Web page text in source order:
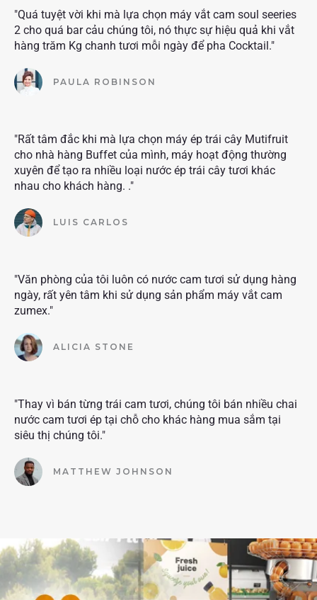
"Quá tuyệt vời khi mà lựa chọn máy vắt cam soul seeries
2 cho quá bar cảu chúng tôi, nó thực sự hiệu quả khi vắt
hàng trăm Kg chanh tươi mỗi ngày để pha Cocktail."
PAULA ROBINSON
"Rất tâm đắc khi mà lựa chọn máy ép trái cây Mutifruit
cho nhà hàng Buffet của mình, máy hoạt động thường
xuyên để tạo ra nhiều loại nước ép trái cây tươi khác
nhau cho khách hàng. ."
LUIS CARLOS
"Văn phòng của tôi luôn có nước cam tươi sử dụng hàng
ngày, rất yên tâm khi sử dụng sản phẩm máy vắt cam
zumex."
ALICIA STONE
"Thay vì bán từng trái cam tươi, chúng tôi bán nhiều chai
nước cam tươi ép tại chỗ cho khác hàng mua sắm tại
siêu thị chúng tôi."
MATTHEW JOHNSON